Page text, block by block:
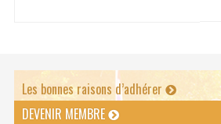
Les bonnes raisons d’adhérer
DEVENIR MEMBRE